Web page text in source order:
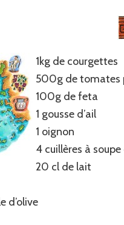
1kg de courgettes
500g de tomates
100g de feta
1 gousse d’ail
1 oignon
4 cuillères à
20 cl de lait
d’olive